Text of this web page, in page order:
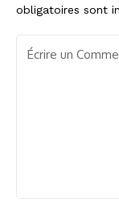
obligatoires sont